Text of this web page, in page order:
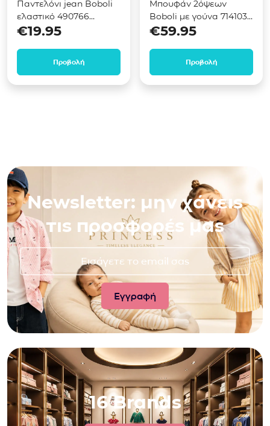
Παντελόνι jean Boboli
ελαστικό 490766
Μαύρο
€19.95
Προβολή
Μπουφάν 2όψεων
Boboli με γούνα 714103
Μπλε
€59.95
Προβολή
Newsletter: μην χάνεις
τις προσφορές μας
16 Brands